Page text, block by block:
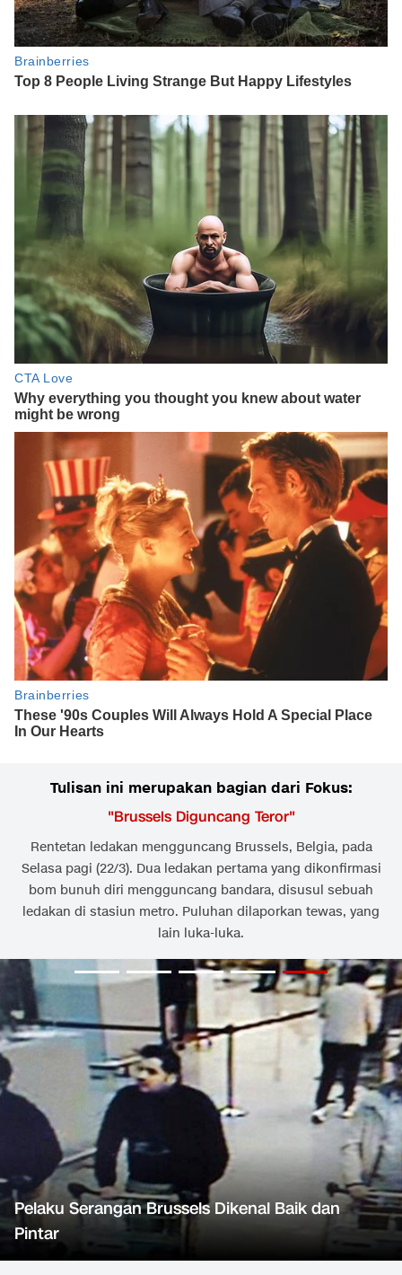
Tulisan ini merupakan bagian dari Fokus:
"Brussels Diguncang Teror"
Rentetan ledakan mengguncang Brussels, Belgia, pada
Selasa pagi (22/3). Dua ledakan pertama yang dikonfirmasi
bom bunuh diri mengguncang bandara, disusul sebuah
ledakan di stasiun metro. Puluhan dilaporkan tewas, yang
lain luka-luka.
Pelaku Serangan Brussels Dikenal Baik dan
Pintar